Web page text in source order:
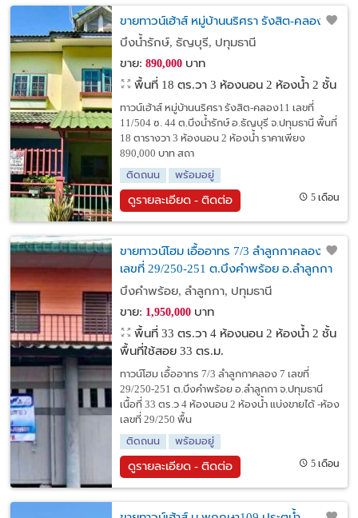
ขายทาวน์เฮ้าส์ หมู่บ้านนริศรา รังสิต-คลอง11
บึงน้ำรักษ์, ธัญบุรี, ปทุมธานี
ขาย: 890,000บาท
พื้นที่ 18 ตร.วา 3 ห้องนอน 2 ห้องน้ำ 2 ชั้น
ทาวน์เฮ้าส์ หมู่บ้านนริศรา รังสิต-คลอง11 เลขที่
11/504 ซ. 44 ต.บึงน้ำรักษ์ อ.ธัญบุรี จ.ปทุมธานี พื้นที่
18 ตารางวา 3 ห้องนอน 2 ห้องน้ำ ราคาเพียง
890,000 บาท สถา
ติดถนน
พร้อมอยู่
ดูรายละเอียด - ติดต่อ 5 เดือน
ขายทาวน์โฮม เอื้ออาทร 7/3 ลำลูกกาคลอง 7
เลขที่ 29/250-251 ต.บึงคำพร้อย อ.ลำลูกกา
จ.ปทุมธานี
บึงคำพร้อย, ลำลูกกา, ปทุมธานี
ขาย: 1,950,000บาท
พื้นที่ 33 ตร.วา 4 ห้องนอน 2 ห้องน้ำ 2 ชั้น
พื้นที่ใช้สอย 33 ตร.ม.
ทาวน์โฮม เอื้ออาทร 7/3 ลำลูกกาคลอง 7 เลขที่
29/250-251 ต.บึงคำพร้อย อ.ลำลูกกา จ.ปทุมธานี
เนื้อที่ 33 ตร.ว 4 ห้องนอน 2 ห้องน้ำ แบ่งขายได้ -ห้อง
เลขที่ 29/250 พื้น
ติดถนน
พร้อมอยู่
ดูรายละเอียด - ติดต่อ 5 เดือน